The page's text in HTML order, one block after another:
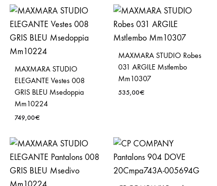
MAXMARA STUDIO
ELEGANTE Vestes 008
GRIS BLEU Msedoppia
Mm10224
749,00€
MAXMARA STUDIO Robes
031 ARGILE Mstlembo
Mm10307
535,00€